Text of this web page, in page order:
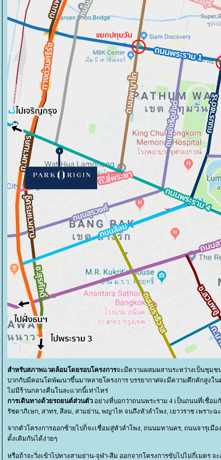
สำหรับสภาพแวดล้อมโดยรอบโครงการจะมีความผสมผสานระหว่างเป็นชุมช
บวกกับมีคอนโดพัฒนาขึ้นมาหลายโครงการ บรรยากาศจะมีความคึกคักสูงใ
ไม่มีร้านกลางคืนในละแวกนี้เท่าไหร่
การเดินทางด้วยรถยนต์ส่วนตัว อย่างที่บอกว่าถนนพระราม 4 เป็นถนนที่เชื่อ
รัชดาภิเษก, สาทร, สีลม, สามย่าน, พญาไท จนถึงหัวลำโพง, เยาวราช เพรา
จากตัวโครงการออกซ้ายไปก็จะเชื่อมสู่หัวลำโพง, ถนนมหานคร, ถนนจารุเมือ
ดั้งเดิมกันได้ง่ายๆ
หรือถ้าจะวิ่งเข้าไปทางสามย่าน-จุฬา-สีม ออกจากโครงการขับไปไม่กี่เมตร